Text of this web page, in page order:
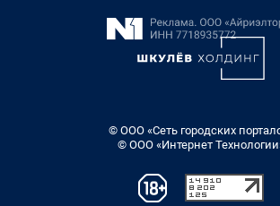
© ООО «Сеть городских
© ООО «Интернет